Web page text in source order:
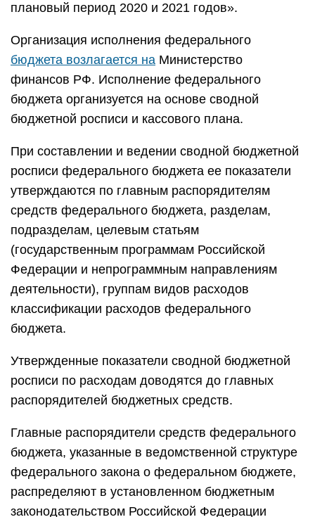
плановый период 2020 и 2021 годов».
Организация исполнения федерального
бюджета возлагается на Министерство
финансов РФ. Исполнение федерального
бюджета организуется на основе сводной
бюджетной росписи и кассового плана.
При составлении и ведении сводной бюджетной
росписи федерального бюджета ее показатели
утверждаются по главным распорядителям
средств федерального бюджета, разделам,
подразделам, целевым статьям
(государственным программам Российской
Федерации и непрограммным направлениям
деятельности), группам видов расходов
классификации расходов федерального
бюджета.
Утвержденные показатели сводной бюджетной
росписи по расходам доводятся до главных
распорядителей бюджетных средств.
Главные распорядители средств федерального
бюджета, указанные в ведомственной структуре
федерального закона о федеральном бюджете,
распределяют в установленном бюджетным
законодательством Российской Федерации